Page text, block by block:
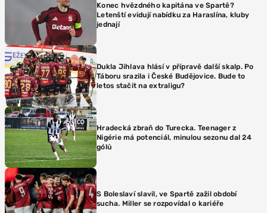
Konec hvězdného kapitána ve Spartě?
Letenští evidují nabídku za Haraslína, kluby
jednají
Dukla Jihlava hlásí v přípravě další skalp. Po
Táboru srazila i České Budějovice. Bude to
letos stačit na extraligu?
Hradecká zbraň do Turecka. Teenager z
Nigérie má potenciál, minulou sezonu dal 24
gólů
S Boleslaví slavil, ve Spartě zažil období
sucha. Miller se rozpovídal o kariéře